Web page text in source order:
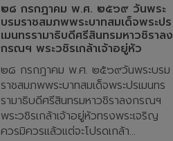
๒๘ กรกฎาคม พ.ศ. ๒๕๖๙ วันพระ
บรมราชสมภพพระบาทสมเด็จพระปร
เมนทรรามาธิบดีศรีสินทรมหาวชิราลง
กรณฯ พระวชิรเกล้าเจ้าอยู่หัว
๒๘ กรกฎาคม พ.ศ. ๒๕๖๙วันพระบรม
ราชสมภพพระบาทสมเด็จพระปรเมนทร
รามาธิบดีศรีสินทรมหาวชิราลงกรณฯ
พระวชิรเกล้าเจ้าอยู่หัวทรงพระเจริญ
ควรมิควรแล้วแต่จะโปรดเกล้า...